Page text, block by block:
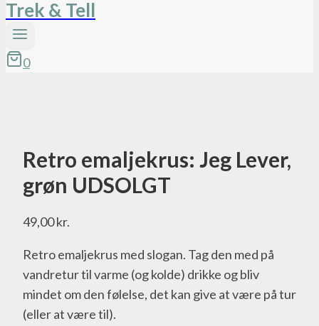
Trek & Tell
0
Retro emaljekrus: Jeg Lever,
grøn UDSOLGT
49,00kr.
Retro emaljekrus med slogan. Tag den med på
vandretur til varme (og kolde) drikke og bliv
mindet om den følelse, det kan give at være på tur
(eller at være til).